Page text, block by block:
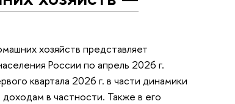
хозяйств представляет
России по апрель 2026 г.
квартала 2026 г. в части динамики
в частности. Также в его